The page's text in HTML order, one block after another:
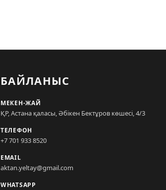
БАЙЛАНЫС
МЕКЕН-ЖАЙ
ҚР, Астана қаласы, Әбікен Бектұров көшесі, 4/3
ТЕЛЕФОН
+7 701 933 8520
EMAIL
aktan.yeltay@gmail.com
WHATSAPP